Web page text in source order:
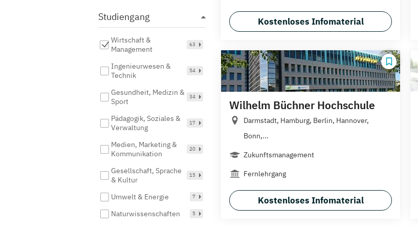
Studiengang
Wirtschaft &
Management
63
Ingenieurwesen &
Technik
54
Gesundheit, Medizin &
Sport
34
Pädagogik, Soziales &
Verwaltung
17
Medien, Marketing &
Kommunikation
20
Gesellschaft, Sprache
& Kultur
15
Umwelt & Energie 7
Naturwissenschaften 5
Kostenloses Infomaterial
Wilhelm Büchner Hochschule
Darmstadt, Hamburg, Berlin, Hannover,
Bonn,...
Zukunftsmanagement
Fernlehrgang
Kostenloses Infomaterial